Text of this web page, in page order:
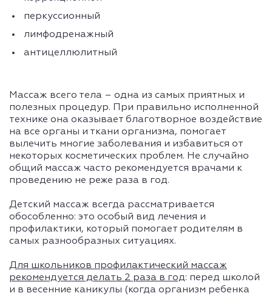
перкуссионный
лимфодренажный
антицеллюлитный
Массаж всего тела – одна из самых приятных и
полезных процедур. При правильно исполненной
технике она оказывает благотворное воздействие
на все органы и ткани организма, помогает
вылечить многие заболевания и избавиться от
некоторых косметических проблем. Не случайно
общий массаж часто рекомендуется врачами к
проведению не реже раза в год.
Детский массаж всегда рассматривается
обособленно: это особый вид лечения и
профилактики, который помогает родителям в
самых разнообразных ситуациях.
Для школьников профилактический массаж
рекомендуется делать 2 раза в год: перед школой
и в весенние каникулы (когда организм ребенка